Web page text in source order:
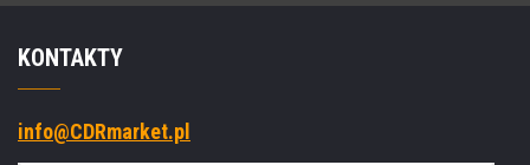
KONTAKTY
info@CDRmarket.pl